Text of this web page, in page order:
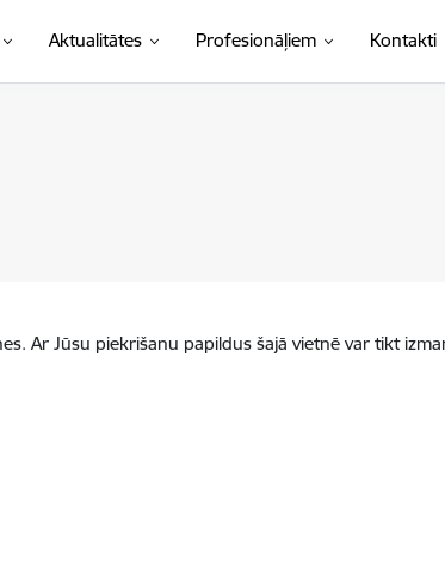
Aktualitātes Profesionāļiem Kontakti
Ar Jūsu piekrišanu papildus šajā vietnē var tikt